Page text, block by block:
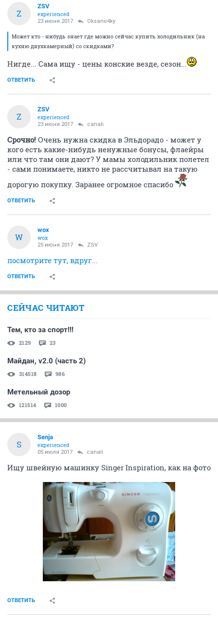
Z
ZSV
experienced
23 июня 2017 Oksano4ky
Может кто - нибудь знает где можно сейчас купить холодильник (на
кухню двухкамерный) со скидками?
Нигде... Сама ищу - цены конские везде, сезон...
ОТВЕТИТЬ
Z
ZSV
experienced
23 июня 2017 canali
Срочно! Очень нужна скидка в Эльдорадо - может у
кого есть какие-нибудь ненужные бонусы, флаейры
или что там они дают? У мамы холодильник полетел
- сами понимаете, никто не рассчитывал на такую
дорогую покупку. Заранее огромное спасибо
ОТВЕТИТЬ
W
wox
wox
25 июня 2017 ZSV
посмотрите тут, вдруг...
ОТВЕТИТЬ
СЕЙЧАС ЧИТАЮТ
Тем, кто за спорт!!!
2129 23
Майдан, v2.0 (часть 2)
314518 986
Метельный дозор
121514 1000
S
Senja
experienced
05 июля 2017 canali
Ищу швейную машинку Singer Inspiration, как на фото
ОТВЕТИТЬ